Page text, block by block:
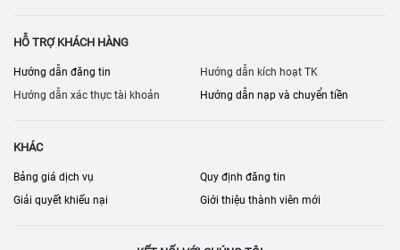
HỖ TRỢ KHÁCH HÀNG
Hướng dẫn đăng tin
Hướng dẫn kích hoạt TK
Hướng dẫn xác thực tài khoản
Hướng dẫn nạp và chuyển tiền
KHÁC
Bảng giá dịch vụ
Quy định đăng tin
Giải quyết khiếu nại
Giới thiệu thành viên mới